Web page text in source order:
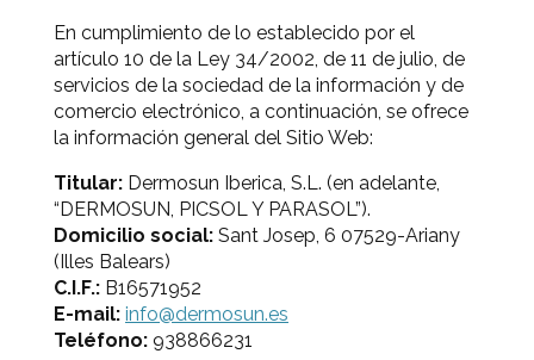
En cumplimiento de lo establecido por el
artículo 10 de la Ley 34/2002, de 11 de julio, de
servicios de la sociedad de la información y de
comercio electrónico, a continuación, se ofrece
la información general del Sitio Web:
Titular: Dermosun Iberica, S.L. (en adelante,
“DERMOSUN, PICSOL Y PARASOL”).
Domicilio social: Sant Josep, 6 07529-Ariany
(Illes Balears)
C.I.F.: B16571952
E-mail: info@dermosun.es
Teléfono: 938866231